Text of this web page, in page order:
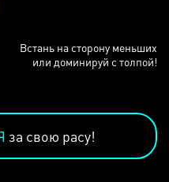
Встань на сторону меньших
или доминируй с толпой!
за свою расу!